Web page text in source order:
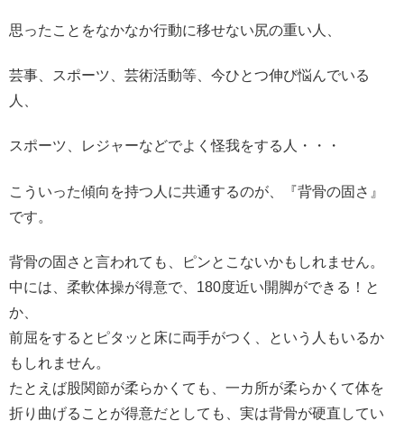
思ったことをなかなか行動に移せない尻の重い人、
芸事、スポーツ、芸術活動等、今ひとつ伸び悩んでいる
人、
スポーツ、レジャーなどでよく怪我をする人・・・
こういった傾向を持つ人に共通するのが、『背骨の固さ』
です。
背骨の固さと言われても、ピンとこないかもしれません。
中には、柔軟体操が得意で、180度近い開脚ができる！と
か、
前屈をするとピタッと床に両手がつく、という人もいるか
もしれません。
たとえば股関節が柔らかくても、一カ所が柔らかくて体を
折り曲げることが得意だとしても、実は背骨が硬直してい